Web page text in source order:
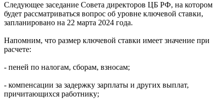
Следующее заседание Совета директоров ЦБ РФ, на котором
будет рассматриваться вопрос об уровне ключевой ставки,
запланировано на 22 марта 2024 года.
Напомним, что размер ключевой ставки имеет значение при
расчете:
- пеней по налогам, сборам, взносам;
- компенсации за задержку зарплаты и других выплат,
причитающихся работнику;